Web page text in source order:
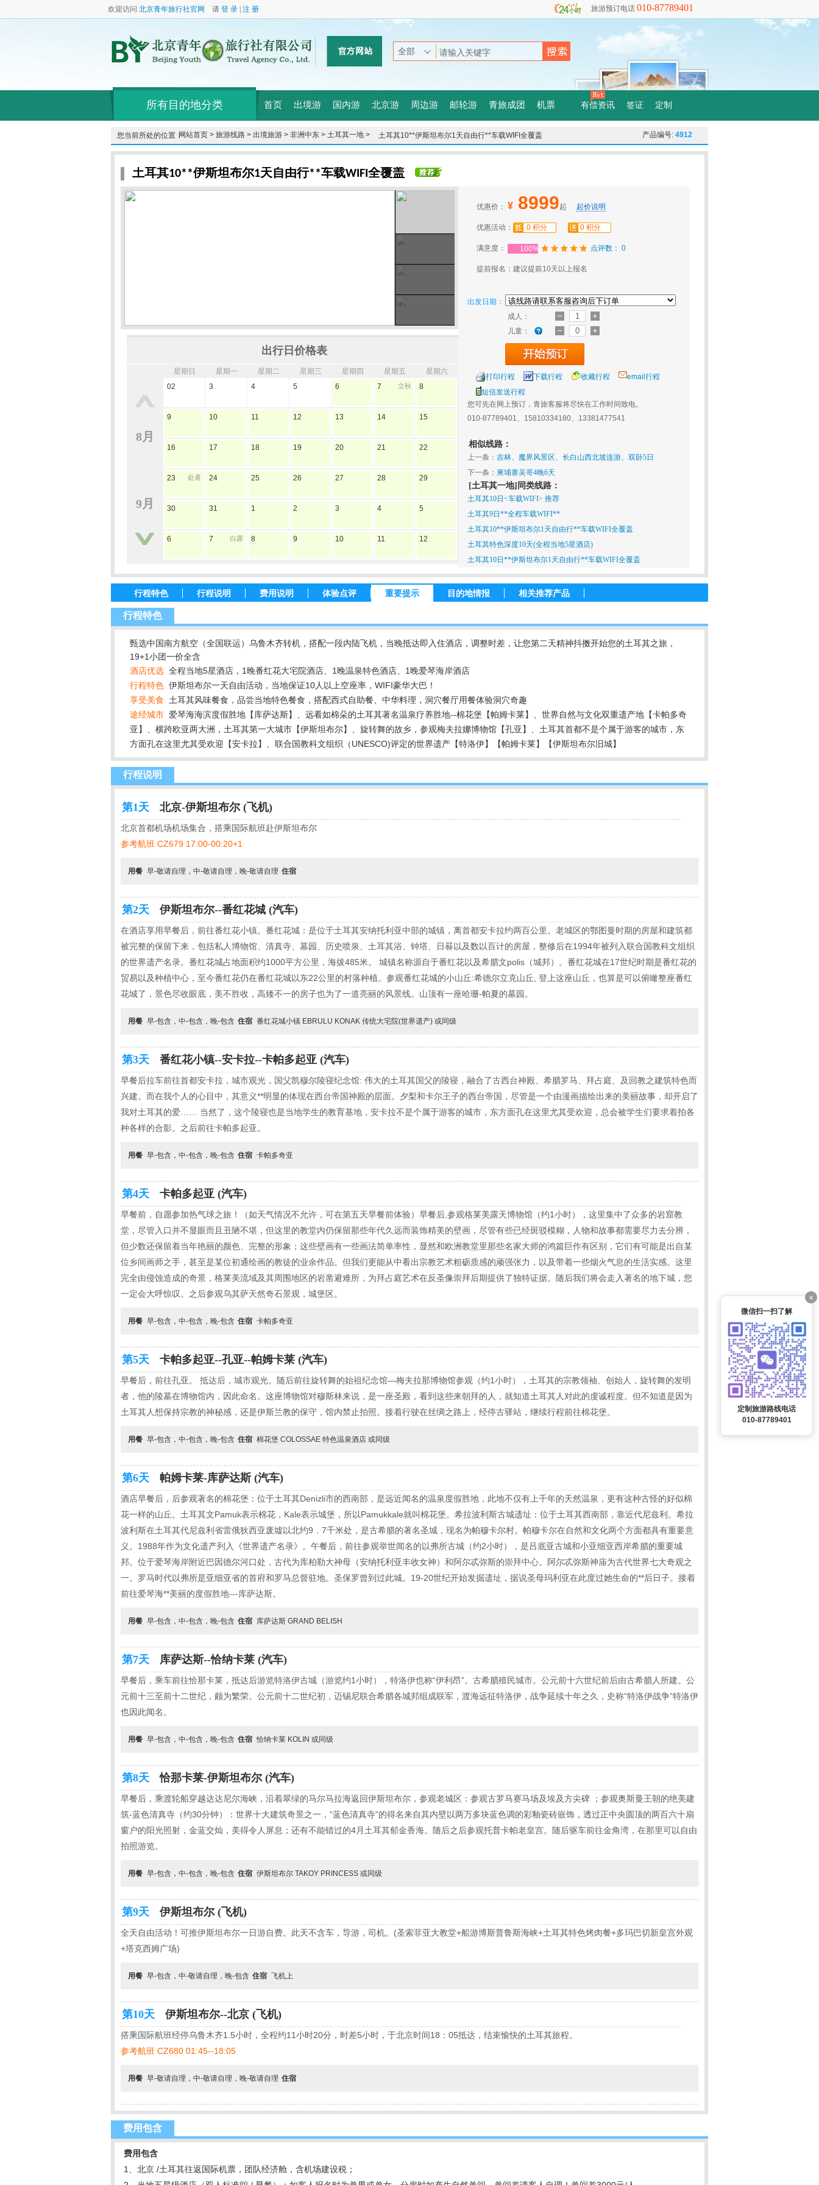
欢迎访问 北京青年旅行社官网 请 登 录 注 册 旅游预订电话 010-87789401
所有目的地分类 首页 出境游 国内游 北京游 周边游 邮轮游 青旅成团 机票 有偿资讯 签证 定制
您当前所处的位置：网站首页 > 旅游线路 > 出境旅游 > 非洲中东 > 土耳其一地 > 土耳其10**伊斯坦布尔1天自由行**车载WIFI全覆盖 产品编号: 4912
土耳其10**伊斯坦布尔1天自由行**车载WIFI全覆盖
出行日价格表
8月
9月
星期日 星期一 星期二 星期三 星期四 星期五
星期六
02
3 4 5 6 7 立秋 8
9 10 11 12 13 14 15
16 17 18 19 20 21 22
23 处暑 24 25 26 27 28 29
30 31 1 2 3 4 5
6 7 白露 8 9 10 11 12
优惠价： ¥ 8999起 起价说明
优惠活动： 0 积分 0 积分
满意度： 100% 点评数： 0
提前报名：建议提前10天以上报名
出发日期：
成人：
儿童：
打印行程 下载行程 收藏行程
email行程
短信发送行程
您可先在网上预订，青旅客服将尽快在工作时间致电。
010-87789401、15810334180、13381477541
相似线路：
上一条： 吉林、魔界风景区、长白山西北坡连游、双卧5日
下一条： 柬埔寨吴哥4晚6天
[土耳其一地]同类线路：
土耳其10日<车载WIFI> 推荐
土耳其9日**全程车载WIFI**
土耳其10**伊斯坦布尔1天自由行**车载WIFI全覆盖
土耳其特色深度10天(全程当地5星酒店)
土耳其10日**伊斯坦布尔1天自由行**车载WIFI全覆盖
行程特色 行程说明 费用说明 体验点评 重要提示 目的地情报 相关推荐产品
行程特色
甄选中国南方航空（全国联运）乌鲁木齐转机，搭配一段内陆飞机，当晚抵达即入住酒店，调整时差，让您第二天精神抖擞开始您的土耳其之旅 ，
19+1小团一价全含
酒店优选 全程当地5星酒店，1晚番红花大宅院酒店、1晚温泉特色酒店、1晚爱琴海岸酒店
行程特色 伊斯坦布尔一天自由活动，当地保证10人以上空座率，WIFI豪华大巴！
享受美食 土耳其风味餐食，品尝当地特色餐食，搭配西式自助餐、中华料理，洞穴餐厅用餐体验洞穴奇趣
途经城市 爱琴海海滨度假胜地【库萨达斯】、远看如棉朵的土耳其著名温泉疗养胜地--棉花堡【帕姆卡莱】、世界自然与文化双重遗产地【卡帕多奇
亚】、横跨欧亚两大洲，土耳其第一大城市【伊斯坦布尔】、旋转舞的故乡，参观梅夫拉娜博物馆【孔亚】、土耳其首都不是个属于游客的城市，东
方面孔在这里尤其受欢迎【安卡拉】、联合国教科文组织（UNESCO)评定的世界遗产【特洛伊】【帕姆卡莱】【伊斯坦布尔旧城】
行程说明
第1天 北京-伊斯坦布尔 (飞机)
北京首都机场机场集合，搭乘国际航班赴伊斯坦布尔
参考航班 CZ679 17:00-00:20+1
用餐 早-敬请自理，中-敬请自理，晚-敬请自理 住宿
第2天 伊斯坦布尔--番红花城 (汽车)
在酒店享用早餐后，前往番红花小镇。番红花城：是位于土耳其安纳托利亚中部的城镇，离首都安卡拉约两百公里。老城区的鄂图曼时期的房屋和建筑都
被完整的保留下来，包括私人博物馆、清真寺、墓园、历史喷泉、土耳其浴、钟塔、日晷以及数以百计的房屋，整修后在1994年被列入联合国教科文组织
的世界遗产名录。番红花城占地面积约1000平方公里，海拔485米。 城镇名称源自于番红花以及希腊文polis（城邦）。番红花城在17世纪时期是番红花的
贸易以及种植中心，至今番红花仍在番红花城以东22公里的村落种植。参观番红花城的小山丘:希德尔立克山丘, 登上这座山丘，也算是可以俯瞰整座番红
花城了，景色尽收眼底，美不胜收，高矮不一的房子也为了一道亮丽的风景线。山顶有一座哈珊-帕夏的墓园。
用餐 早-包含，中-包含，晚-包含 住宿 番红花城小镇 EBRULU KONAK 传统大宅院(世界遗产) 或同级
第3天 番红花小镇--安卡拉--卡帕多起亚 (汽车)
早餐后拉车前往首都安卡拉，城市观光，国父凯穆尔陵寝纪念馆: 伟大的土耳其国父的陵寝，融合了古西台神殿、希腊罗马、拜占庭、及回教之建筑特色而
兴建。而在我个人的心目中，其意义**明显的体现在西台帝国神殿的层面。夕梨和卡尔王子的西台帝国，尽管是一个由漫画描绘出来的美丽故事，却开启了
我对土耳其的爱…… 当然了，这个陵寝也是当地学生的教育基地，安卡拉不是个属于游客的城市，东方面孔在这里尤其受欢迎，总会被学生们要求着拍各
种各样的合影。之后前往卡帕多起亚。
用餐 早-包含，中-包含，晚-包含 住宿 卡帕多奇亚
第4天 卡帕多起亚 (汽车)
早餐前，自愿参加热气球之旅！（如天气情况不允许，可在第五天早餐前体验）早餐后,参观格莱美露天博物馆（约1小时），这里集中了众多的岩窟教
堂，尽管入口并不显眼而且丑陋不堪，但这里的教堂内仍保留那些年代久远而装饰精美的壁画，尽管有些已经斑驳模糊，人物和故事都需要尽力去分辨，
但少数还保留着当年艳丽的颜色、完整的形象；这些壁画有一些画法简单率性，显然和欧洲教堂里那些名家大师的鸿篇巨作有区别，它们有可能是出自某
位乡间画师之手，甚至是某位初通绘画的教徒的业余作品。但我们更能从中看出宗教艺术粗砺质感的顽强张力，以及带着一些烟火气息的生活实感。这里
完全由侵蚀造成的奇景，格莱美流域及其周围地区的岩凿避难所，为拜占庭艺术在反圣像崇拜后期提供了独特证据。随后我们将会走入著名的地下城，您
一定会大呼惊叹。之后参观乌其萨天然奇石景观，城堡区。
用餐 早-包含，中-包含，晚-包含 住宿 卡帕多奇亚
第5天 卡帕多起亚--孔亚--帕姆卡莱 (汽车)
早餐后，前往孔亚。 抵达后，城市观光。随后前往旋转舞的始祖纪念馆—梅夫拉那博物馆参观（约1小时），土耳其的宗教领袖、创始人，旋转舞的发明
者，他的陵墓在博物馆内，因此命名。这座博物馆对穆斯林来说，是一座圣殿，看到这些来朝拜的人，就知道土耳其人对此的虔诚程度。但不知道是因为
土耳其人想保持宗教的神秘感，还是伊斯兰教的保守，馆内禁止拍照。接着行驶在丝绸之路上，经停古驿站，继续行程前往棉花堡。
用餐 早-包含，中-包含，晚-包含 住宿 棉花堡 COLOSSAE 特色温泉酒店 或同级
第6天 帕姆卡莱-库萨达斯 (汽车)
酒店早餐后，后参观著名的棉花堡：位于土耳其Denizli市的西南部，是远近闻名的温泉度假胜地，此地不仅有上千年的天然温泉，更有这种古怪的好似棉
花一样的山丘。土耳其文Pamuk表示棉花，Kale表示城堡，所以Pamukkale就叫棉花堡。希拉波利斯古城遗址：位于土耳其西南部，靠近代尼兹利。希拉
波利斯在土耳其代尼兹利省雷俄狄西亚废墟以北约9．7千米处，是古希腊的著名圣城，现名为帕穆卡尔村。帕穆卡尔在自然和文化两个方面都具有重要意
义。1988年作为文化遗产列入《世界遗产名录》。午餐后，前往参观举世闻名的以弗所古城（约2小时），是吕底亚古城和小亚细亚西岸希腊的重要城
邦。位于爱琴海岸附近巴因德尔河口处，古代为库柏勒大神母（安纳托利亚丰收女神）和阿尔忒弥斯的崇拜中心。阿尔忒弥斯神庙为古代世界七大奇观之
一。罗马时代以弗所是亚细亚省的首府和罗马总督驻地。圣保罗曾到过此城。19-20世纪开始发掘遗址，据说圣母玛利亚在此度过她生命的**后日子。接着
前往爱琴海**美丽的度假胜地---库萨达斯。
用餐 早-包含，中-包含，晚-包含 住宿 库萨达斯 GRAND BELISH
第7天 库萨达斯--恰纳卡莱 (汽车)
早餐后，乘车前往恰那卡莱，抵达后游览特洛伊古城（游览约1小时），特洛伊也称“伊利昂”。古希腊殖民城市。公元前十六世纪前后由古希腊人所建。公
元前十三至前十二世纪，颇为繁荣。公元前十二世纪初，迈锡尼联合希腊各城邦组成联军，渡海远征特洛伊，战争延续十年之久，史称“特洛伊战争”特洛伊
也因此闻名。
用餐 早-包含，中-包含，晚-包含 住宿 恰纳卡莱 KOLIN 或同级
第8天 恰那卡莱-伊斯坦布尔 (汽车)
早餐后，乘渡轮船穿越达达尼尔海峡，沿着翠绿的马尔马拉海返回伊斯坦布尔，参观老城区：参观古罗马赛马场及埃及方尖碑 ；参观奥斯曼王朝的绝美建
筑-蓝色清真寺（约30分钟）：世界十大建筑奇景之一，“蓝色清真寺”的得名来自其内壁以两万多块蓝色调的彩釉瓷砖嵌饰，透过正中央圆顶的两百六十扇
窗户的阳光照射，金蓝交灿，美得令人屏息；还有不能错过的4月土耳其郁金香海。随后之后参观托普卡帕老皇宫。随后驱车前往金角湾，在那里可以自由
拍照游览。
用餐 早-包含，中-包含，晚-包含 住宿 伊斯坦布尔 TAKOY PRINCESS 或同级
第9天 伊斯坦布尔 (飞机)
全天自由活动！可推伊斯坦布尔一日游自费。此天不含车，导游，司机。(圣索菲亚大教堂+船游博斯普鲁斯海峡+土耳其特色烤肉餐+多玛巴切新皇宫外观
+塔克西姆广场)
用餐 早-包含，中-敬请自理，晚-包含 住宿 飞机上
第10天 伊斯坦布尔--北京 (飞机)
搭乘国际航班经停乌鲁木齐1.5小时，全程约11小时20分，时差5小时，于北京时间18：05抵达，结束愉快的土耳其旅程。
参考航班 CZ680 01:45--18:05
用餐 早-敬请自理，中-敬请自理，晚-敬请自理 住宿
费用包含
费用包含
1、北京 /土耳其往返国际机票，团队经济舱，含机场建设税；
×
微信扫一扫了解
定制旅游路线电话
010-87789401